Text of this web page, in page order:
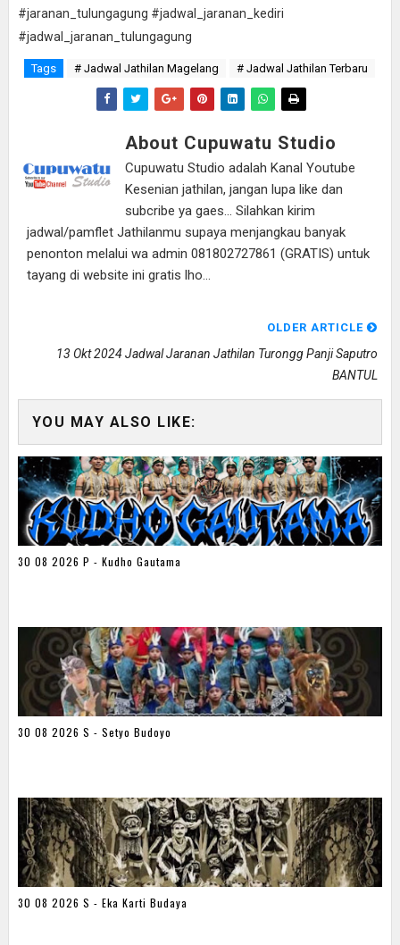
#jaranan_tulungagung #jadwal_jaranan_kediri
#jadwal_jaranan_tulungagung
Tags # Jadwal Jathilan Magelang # Jadwal Jathilan Terbaru
About Cupuwatu Studio
Cupuwatu Studio adalah Kanal Youtube
Kesenian jathilan, jangan lupa like dan
subcribe ya gaes... Silahkan kirim
jadwal/pamflet Jathilanmu supaya menjangkau banyak
penonton melalui wa admin 081802727861 (GRATIS) untuk
tayang di website ini gratis lho...
OLDER ARTICLE
13 Okt 2024 Jadwal Jaranan Jathilan Turongg Panji Saputro
BANTUL
YOU MAY ALSO LIKE:
30 08 2026 P - Kudho Gautama
30 08 2026 S - Setyo Budoyo
30 08 2026 S - Eka Karti Budaya